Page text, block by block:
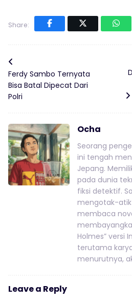
Share:
Ferdy Sambo Ternyata
Bisa Batal Dipecat Dari
Polri
Ocha
Seorang
ini tengah
Jepang.
pada dunia
fiksi detektif.
mengotak-atik
membaca
Holmes” versi
terutama
menurutnya,
Leave a Reply